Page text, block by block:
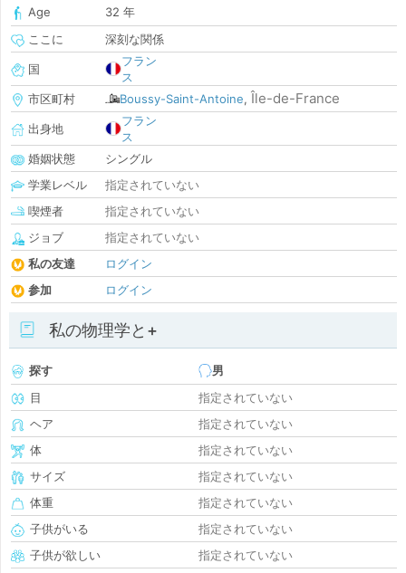
Age
32 年
ここに
深刻な関係
国
フラン
ス
市区町村
Boussy-Saint-Antoine, Île-de-France
出身地
フラン
ス
婚姻状態
シングル
学業レベル
指定されていない
喫煙者
指定されていない
ジョブ
指定されていない
私の友達
ログイン
参加
ログイン
私の物理学と+
探す
男
目
指定されていない
ヘア
指定されていない
体
指定されていない
サイズ
指定されていない
体重
指定されていない
子供がいる
指定されていない
子供が欲しい
指定されていない